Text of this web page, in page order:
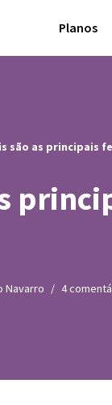
Planos
são as principais
Navarro 4